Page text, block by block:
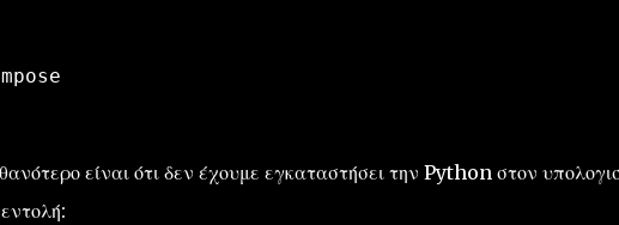
είναι ότι δεν έχουμε εγκαταστήσει την Python στον